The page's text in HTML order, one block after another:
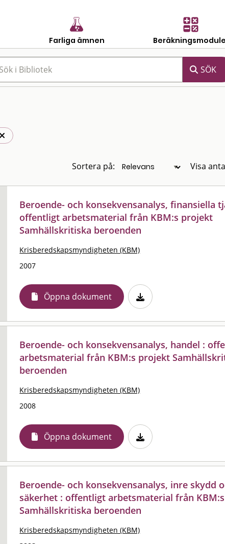
Farliga ämnen
Sortera på: Visa
Beroende- och konsekvensanalys, finansiella
offentligt arbetsmaterial från KBM:s projekt
Samhällskritiska beroenden
Krisberedskapsmyndigheten (KBM)
2007
Öppna dokument
Beroende- och konsekvensanalys, handel :
arbetsmaterial från KBM:s projekt
beroenden
Krisberedskapsmyndigheten (KBM)
2008
Öppna dokument
Beroende- och konsekvensanalys, inre skydd
säkerhet : offentligt arbetsmaterial från
Samhällskritiska beroenden
Krisberedskapsmyndigheten (KBM)